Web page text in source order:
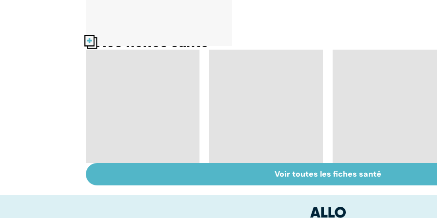
Nos fiches santé
ses calculs
Tout savoir sur les
infections
Inflammation des
amygdales : que faire
Voir toutes les fiches santé